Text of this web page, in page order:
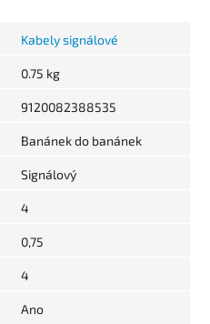
Kabely signálové
0.75 kg
9120082388535
Banánek do banánek
Signálový
4
0,75
4
Ano